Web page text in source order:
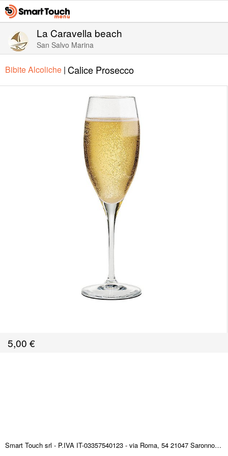
La Caravella beach
San Salvo Marina
Bibite Alcoliche | Calice Prosecco
5,00 €
Smart Touch srl - P.IVA IT-03357540123 - via Roma, 54 21047 Saronno (VA) ITALY